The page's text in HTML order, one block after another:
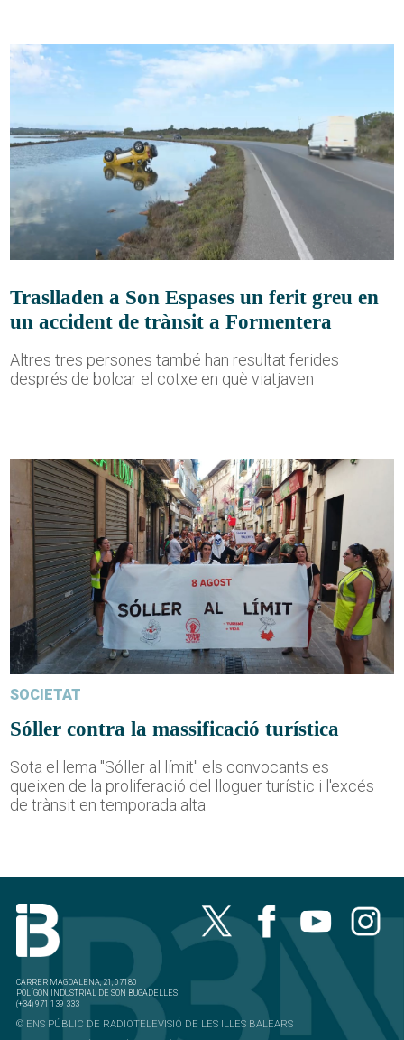
Traslladen a Son Espases un ferit greu en
un accident de trànsit a Formentera
Altres tres persones també han resultat ferides
després de bolcar el cotxe en què viatjaven
SOCIETAT
Sóller contra la massificació turística
Sota el lema "Sóller al límit" els convocants es
queixen de la proliferació del lloguer turístic i l'excés
de trànsit en temporada alta
CARRER MAGDALENA, 21, 07180
POLÍGON INDUSTRIAL DE SON BUGADELLES
(+34) 971 139 333
© ENS PÚBLIC DE RADIOTELEVISIÓ DE LES ILLES BALEARS